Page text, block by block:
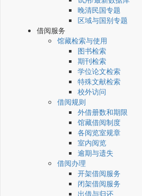
晚清民国专题
区域与国别专题
借阅服务
馆藏检索与使用
图书检索
期刊检索
学位论文检索
特殊文献检索
校外访问
借阅规则
外借册数和期限
馆藏借阅制度
各阅览室规章
室内阅览
逾期与遗失
借阅办理
开架借阅服务
闭架借阅服务
出借与归还